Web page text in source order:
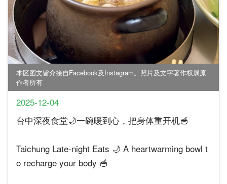
本区图文皆介接自Facebook及Instagram。照片及文字著作权属原
作者所有
2025-12-04
台中深夜食堂🌙一碗暖到心，把身体重开机🥣
Taichung Late-night Eats 🌙 A heartwarming bowl t
o recharge your body 🥣